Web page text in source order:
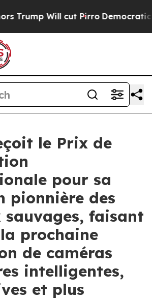
Will cut Pirro Democratic
le Prix de
pour sa
pionnière des
faisant
prochaine
de caméras
intelligentes,
et plus